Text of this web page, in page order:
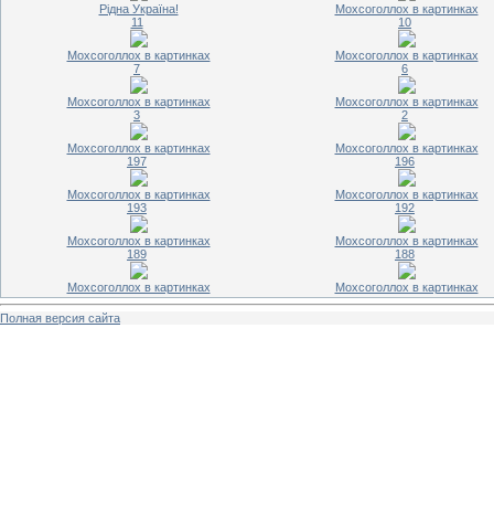
Рідна Україна!
Мохсоголлох в картинках
11
Мохсоголлох в картинках
10
Мохсоголлох в картинках
7
Мохсоголлох в картинках
6
Мохсоголлох в картинках
3
Мохсоголлох в картинках
2
Мохсоголлох в картинках
197
Мохсоголлох в картинках
196
Мохсоголлох в картинках
193
Мохсоголлох в картинках
192
Мохсоголлох в картинках
189
Мохсоголлох в картинках
188
Мохсоголлох в картинках
Полная версия сайта